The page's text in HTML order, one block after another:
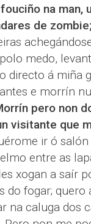
na man,
de zombie;
medo,
directo á miña
e morrín
pero non
visitante que
ir ó
entre as
xogan a saír
do fogar; quero
na caluga dos